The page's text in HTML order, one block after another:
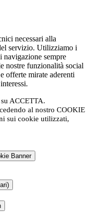
necessari alla
servizio. Utilizziamo i
navigazione sempre
nostre funzionalità social
offerte mirate aderenti
ACCETTA.
al nostro COOKIE
sui cookie utilizzati,
Banner